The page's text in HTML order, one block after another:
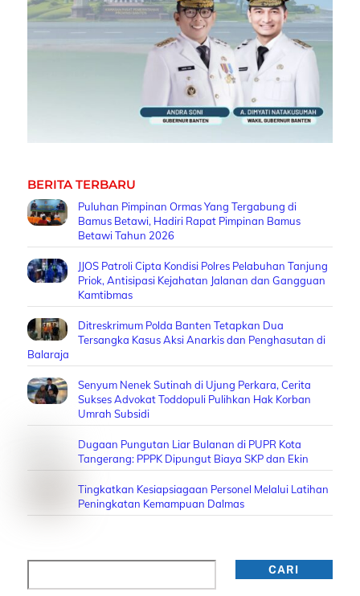
BERITA TERBARU
Puluhan Pimpinan Ormas Yang Tergabung di
Bamus Betawi, Hadiri Rapat Pimpinan Bamus
Betawi Tahun 2026
JJOS Patroli Cipta Kondisi Polres Pelabuhan Tanjung
Priok, Antisipasi Kejahatan Jalanan dan Gangguan
Kamtibmas
Ditreskrimum Polda Banten Tetapkan Dua
Tersangka Kasus Aksi Anarkis dan Penghasutan di
Balaraja
Senyum Nenek Sutinah di Ujung Perkara, Cerita
Sukses Advokat Toddopuli Pulihkan Hak Korban
Umrah Subsidi
Dugaan Pungutan Liar Bulanan di PUPR Kota
Tangerang: PPPK Dipungut Biaya SKP dan Ekin
Tingkatkan Kesiapsiagaan Personel Melalui Latihan
Peningkatan Kemampuan Dalmas
CARI